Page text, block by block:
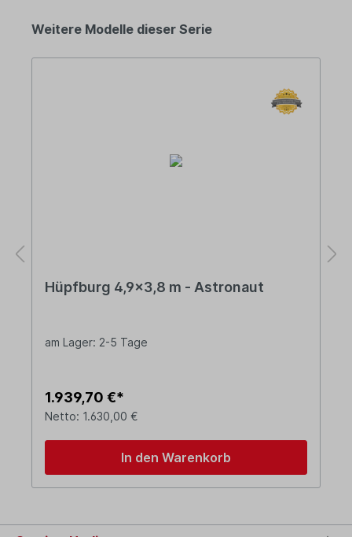
Weitere Modelle dieser Serie
Hüpfburg 4,9x3,8 m - Astronaut
am Lager: 2-5 Tage
1.939,70 €*
Netto: 1.630,00 €
In den Warenkorb